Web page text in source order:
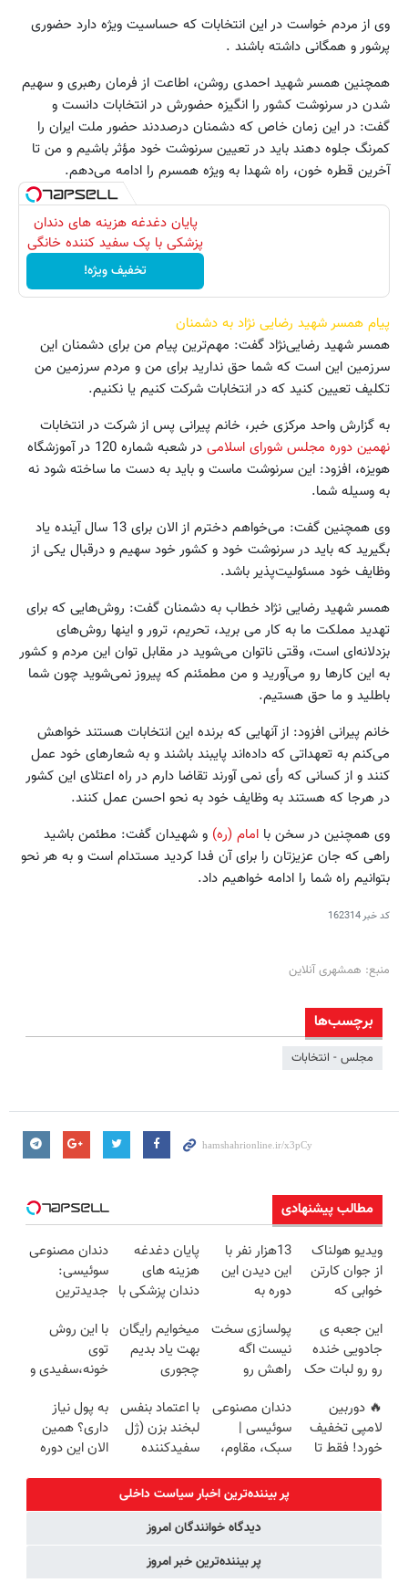
وی از مردم خواست در این انتخابات که حساسیت ویژه دارد حضوری
پرشور و همگانی داشته باشند .
همچنین همسر شهید احمدی روشن، اطاعت از فرمان رهبری و سهیم
شدن در سرنوشت کشور را انگیزه حضورش در انتخابات دانست و
گفت: در این زمان خاص که دشمنان درصددند حضور ملت ایران را
کمرنگ جلوه دهند باید در تعیین سرنوشت خود مؤثر باشیم و من تا
آخرین قطره خون، راه شهدا به ویژه همسرم را ادامه می‌دهم.
پایان دغدغه هزینه های دندان
پزشکی با پک سفید کننده خانگی
تخفیف ویژه!
پیام همسر شهید رضایی نژاد به دشمنان
همسر شهید رضایی‌نژاد گفت: مهم‌ترین پیام من برای دشمنان این
سرزمین این است که شما حق ندارید برای من و مردم سرزمین من
تکلیف تعیین کنید که در انتخابات شرکت کنیم یا نکنیم.
به گزارش واحد مرکزی خبر،‌ خانم پیرانی پس از شرکت در انتخابات
نهمین دوره مجلس شورای اسلامی
در شعبه شماره 120 در آموزشگاه
هویزه، افزود: این سرنوشت ماست و باید به دست ما ساخته شود نه
به وسیله شما.
وی همچنین گفت: می‌خواهم دخترم از الان برای 13 سال آینده یاد
بگیرید که باید در سرنوشت خود و کشور خود سهیم و درقبال یکی از
وظایف خود مسئولیت‌پذیر باشد.
همسر شهید رضایی نژاد خطاب به دشمنان گفت: روش‌هایی که برای
تهدید مملکت ما به کار می برید، تحریم، ترور و اینها روش‌های
بزدلانه‌ای است، وقتی ناتوان می‌شوید در مقابل توان این مردم و کشور
به این کارها رو می‌آورید و من مطمئنم که پیروز نمی‌شوید چون شما
باطلید و ما حق هستیم.
خانم پیرانی افزود:‌ از آنهایی که برنده این انتخابات هستند خواهش
می‌کنم به تعهداتی که داده‌اند پایبند باشند و به شعارهای خود عمل
کنند و از کسانی که رأی نمی آورند تقاضا دارم در راه اعتلای این کشور
در هرجا که هستند به وظایف خود به نحو احسن عمل کنند.
وی همچنین در سخن با امام (ره) و شهیدان گفت: مطئمن باشید
راهی که جان عزیزتان را برای آن فدا کردید مستدام است و به هر نحو
بتوانیم راه شما را ادامه خواهیم داد.
کد خبر162314
منبع: همشهری آنلاین
برچسب‌ها
مجلس - انتخابات
مطالب پیشنهادی
ویدیو هولناک
از جوان کارتن
خوابی که
آموزش رایگان
13هزار نفر با
این دیدن این
دوره به
رسیدن |
ثبت‌‌نام رایگان
پایان دغدغه
هزینه های
دندان پزشکی با
کننده خانگی
دندان مصنوعی
سوئیسی:
جدیدترین
سبک و مقاوم |
پرداخت قسطی
این جعبه ی
جادویی خنده
رو رو لبات حک
خرید40%تخفیف
پولسازی سخت
نیست اگه
راهش رو
رایگان "
میخوایم رایگان
بهت یاد بدیم
چجوری
نداری امتحانش
مجانیه
با این روش
توی
خونه،سفیدی و
برگردون
(40%off)
🔥 دوربین
لامپی تخفیف
خورد! فقط تا
دندان مصنوعی
سوئیسی |
سبک، مقاوم،
رایگان+پرداخت
اقساطی😍
با اعتماد بنفس
لبخند بزن (ژل
سفیدکننده
به پول نیاز
داری؟ همین
الان این دوره
دیر نشده!
پر بیننده‌ترین اخبار سیاست داخلی
دیدگاه خوانندگان امروز
پر بیننده‌ترین خبر امروز